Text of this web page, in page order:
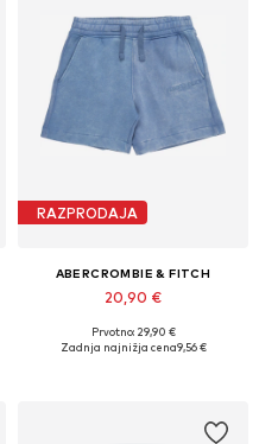
RAZPRODAJA
ABERCROMBIE & FITCH
20,90 €
Razpoložljive velikosti: 122-128
Prvotno: 29,90 €
Zadnja najnižja cena9,56 €